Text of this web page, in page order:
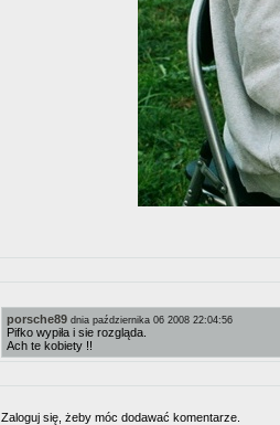
porsche89 dnia października 06 2008 22:04:56
Pifko wypiła i sie rozgląda.
Ach te kobiety !!
Zaloguj się, żeby móc dodawać komentarze.